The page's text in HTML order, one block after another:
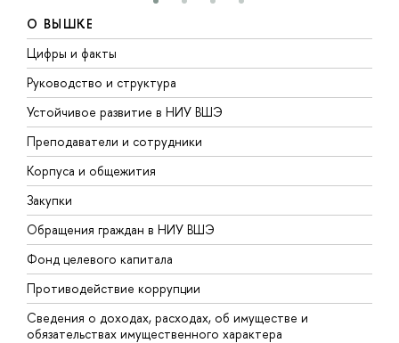
О ВЫШКЕ
Цифры и факты
Руководство и структура
Устойчивое развитие в НИУ ВШЭ
Преподаватели и сотрудники
Корпуса и общежития
Закупки
Обращения граждан в НИУ ВШЭ
Фонд целевого капитала
Противодействие коррупции
Сведения о доходах, расходах, об имуществе и
обязательствах имущественного характера